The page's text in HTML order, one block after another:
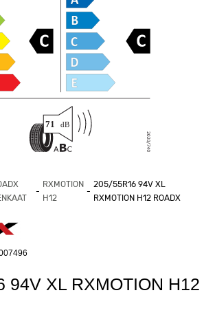
RXMOTION
H12
205/55R16 94V XL
RXMOTION H12 ROADX
94V XL RXMOTION H12